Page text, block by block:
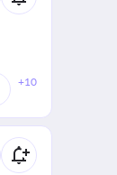
+10